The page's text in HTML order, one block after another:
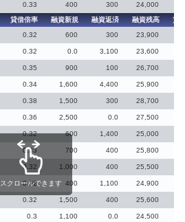
0.33 400 300
24,000
貸借倍率 融資新規 融資返済 融資残高
貸
0.32 600 300 23,900
0.32 0.0 3,100 23,600
0.35 900 100 26,700
0.34 1,600 4,400 25,900
0.38 1,500 300 28,700
0.36 2,500 0.0 27,500
0.32 600 1,400 25,000
0.33 700 400 25,800
0.32 1,000 400 25,500
0.32 400 1,100 24,900
0.32 1,500 400 25,600
0.3 1,100 0.0 24,500
スクロールできます